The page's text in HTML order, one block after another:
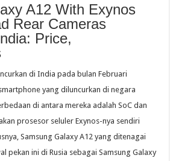
A12 With Exynos
Rear Cameras
Price,
di India pada bulan Februari
yang diluncurkan di negara
di antara mereka adalah SoC dan
prosesor seluler Exynos-nya sendiri
Samsung Galaxy A12 yang ditenagai
pekan ini di Rusia sebagai Samsung Galaxy